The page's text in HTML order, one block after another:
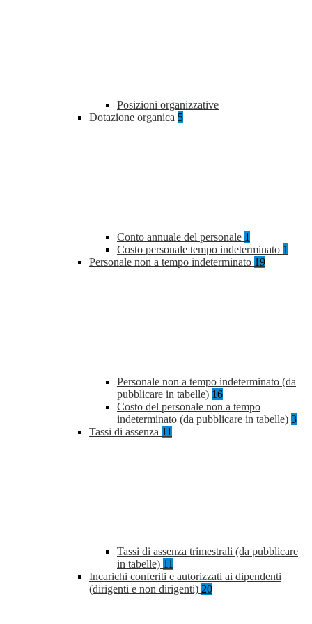
Posizioni organizzative
Dotazione organica 5
Conto annuale del personale 1
Costo personale tempo indeterminato 1
Personale non a tempo indeterminato 19
Personale non a tempo indeterminato (da
pubblicare in tabelle) 16
Costo del personale non a tempo
indeterminato (da pubblicare in tabelle) 3
Tassi di assenza 11
Tassi di assenza trimestrali (da pubblicare
in tabelle) 11
Incarichi conferiti e autorizzati ai dipendenti
(dirigenti e non dirigenti) 20